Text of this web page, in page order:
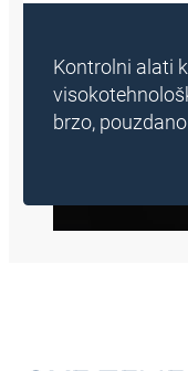
Kontrolni alati
brzo,